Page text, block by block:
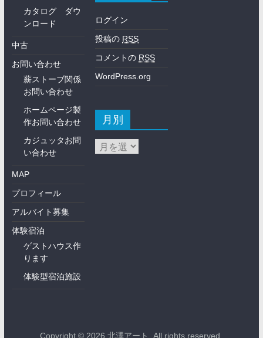
カタログ ダウ
ンロード
中古
お問い合わせ
薪ストーブ関係
お問い合わせ
ホームページ製
作お問い合わせ
カジュッタお問
い合わせ
MAP
プロフィール
アルバイト募集
体験宿泊
ゲストハウス作
ります
体験型宿泊施設
ログイン
投稿の RSS
コメントの RSS
WordPress.org
月別
Copyright © 2026北澤アート . All rights reserved.